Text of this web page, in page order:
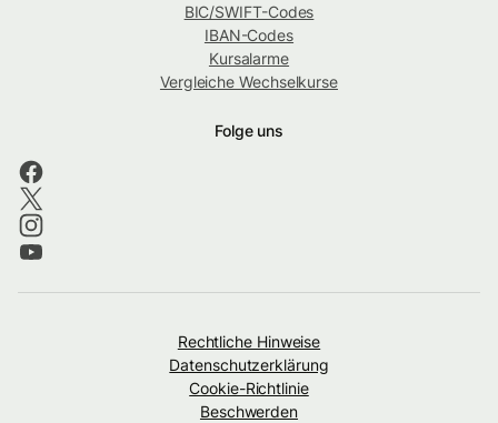
BIC/SWIFT-Codes
IBAN-Codes
Kursalarme
Vergleiche Wechselkurse
Folge uns
Rechtliche Hinweise
Datenschutzerklärung
Cookie-Richtlinie
Beschwerden